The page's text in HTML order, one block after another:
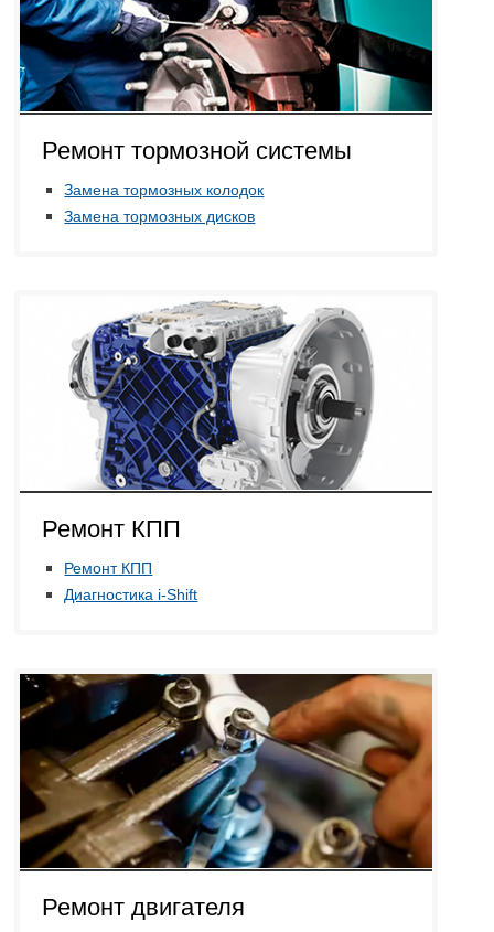
Ремонт тормозной системы
Замена тормозных колодок
Замена тормозных дисков
Ремонт КПП
Ремонт КПП
Диагностика i-Shift
Ремонт двигателя